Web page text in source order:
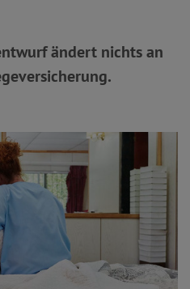
ändert nichts an